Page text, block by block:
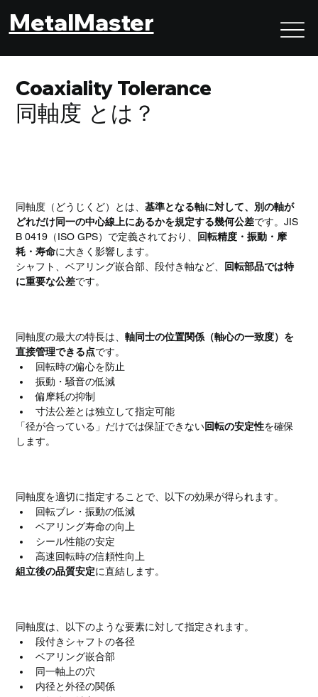
MetalMaster
Coaxiality Tolerance
同軸度 とは？
同軸度（どうじくど）とは、基準となる軸に対して、別の軸が
どれだけ同一の中心線上にあるかを規定する幾何公差です。JIS
B 0419（ISO GPS）で定義されており、
回転精度・振動・摩
耗・寿命に大きく影響します。
シャフト、ベアリング嵌合部、段付き軸など、
回転部品では特
に重要な公差です。
同軸度の最大の特長は、軸同士の位置関係（軸心の一致度）を
直接管理できる点です。
回転時の偏心を防止
振動・騒音の低減
偏摩耗の抑制
寸法公差とは独立して指定可能
「径が合っている」だけでは保証できない回転の安定性を確保
します。
同軸度を適切に指定することで、以下の効果が得られます。
回転ブレ・振動の低減
ベアリング寿命の向上
シール性能の安定
高速回転時の信頼性向上
組立後の品質安定に直結します。
同軸度は、以下のような要素に対して指定されます。
段付きシャフトの各径
ベアリング嵌合部
同一軸上の穴
内径と外径の関係